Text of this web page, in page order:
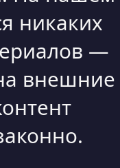
никаких
—
внешние